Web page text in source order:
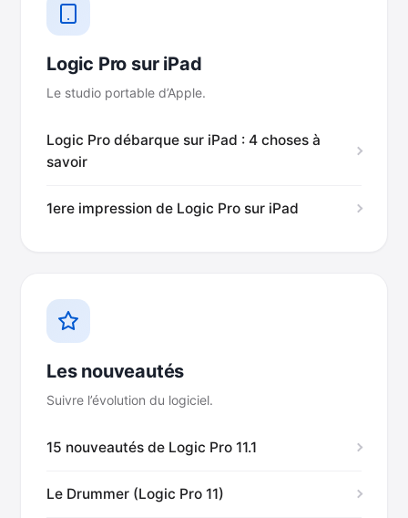
Logic Pro sur iPad
Le studio portable d’Apple.
Logic Pro débarque sur iPad : 4 choses à
savoir
1ere impression de Logic Pro sur iPad
Les nouveautés
Suivre l’évolution du logiciel.
15 nouveautés de Logic Pro 11.1
Le Drummer (Logic Pro 11)